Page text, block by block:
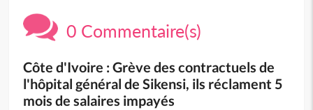
0 Commentaire(s)
Côte d'Ivoire : Grève des contractuels de
l'hôpital général de Sikensi, ils réclament 5
mois de salaires impayés